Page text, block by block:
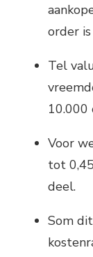
order
Tel
10.000
Voor
tot
deel.
Som